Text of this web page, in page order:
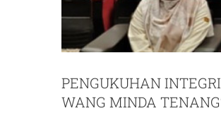
PENGUKUHAN
WANG MINDA